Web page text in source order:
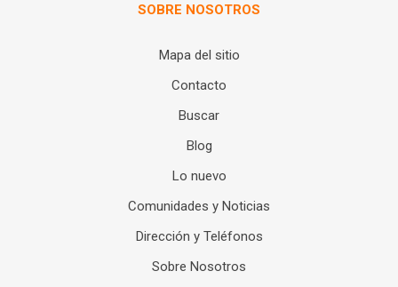
SOBRE NOSOTROS
Mapa del sitio
Contacto
Buscar
Blog
Lo nuevo
Comunidades y Noticias
Dirección y Teléfonos
Sobre Nosotros